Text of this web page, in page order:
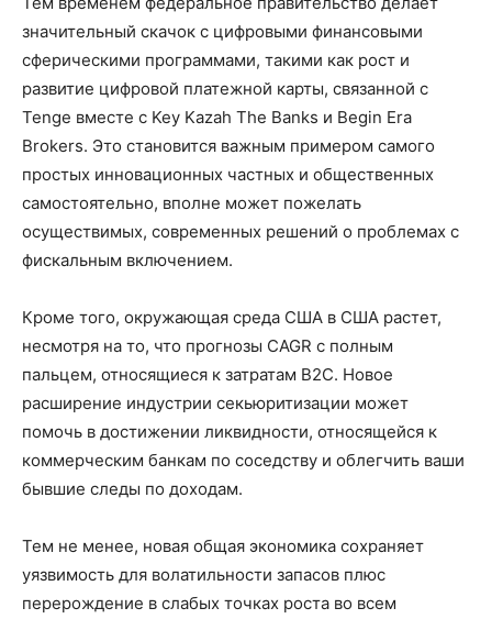
значительный скачок с цифровыми финансовыми
сферическими программами, такими как рост и
развитие цифровой платежной карты, связанной с
Tenge вместе с Key Kazah The Banks и Begin Era
Brokers. Это становится важным примером самого
простых инновационных частных и общественных
самостоятельно, вполне может пожелать
осуществимых, современных решений о проблемах с
фискальным включением.
Кроме того, окружающая среда США в США растет,
несмотря на то, что прогнозы CAGR с полным
пальцем, относящиеся к затратам B2C. Новое
расширение индустрии секьюритизации может
помочь в достижении ликвидности, относящейся к
коммерческим банкам по соседству и облегчить ваши
бывшие следы по доходам.
Тем не менее, новая общая экономика сохраняет
уязвимость для волатильности запасов плюс
перерождение в слабых точках роста во всем